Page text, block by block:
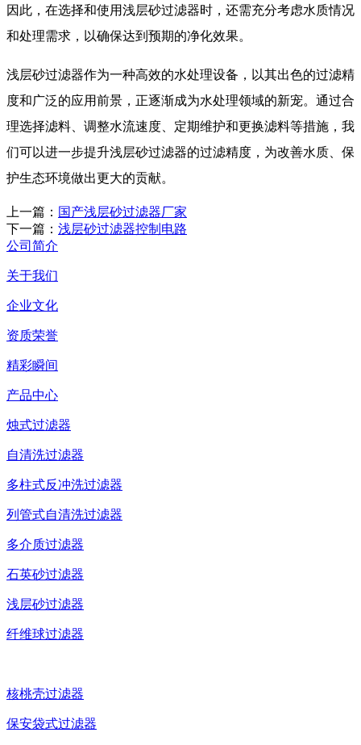
因此，在选择和使用浅层砂过滤器时，还需充分考虑水质情况
和处理需求，以确保达到预期的净化效果。
浅层砂过滤器作为一种高效的水处理设备，以其出色的过滤精
度和广泛的应用前景，正逐渐成为水处理领域的新宠。通过合
理选择滤料、调整水流速度、定期维护和更换滤料等措施，我
们可以进一步提升浅层砂过滤器的过滤精度，为改善水质、保
护生态环境做出更大的贡献。
上一篇： 国产浅层砂过滤器厂家
下一篇： 浅层砂过滤器控制电路
公司简介
关于我们
企业文化
资质荣誉
精彩瞬间
产品中心
烛式过滤器
自清洗过滤器
多柱式反冲洗过滤器
列管式自清洗过滤器
多介质过滤器
石英砂过滤器
浅层砂过滤器
纤维球过滤器
核桃壳过滤器
保安袋式过滤器